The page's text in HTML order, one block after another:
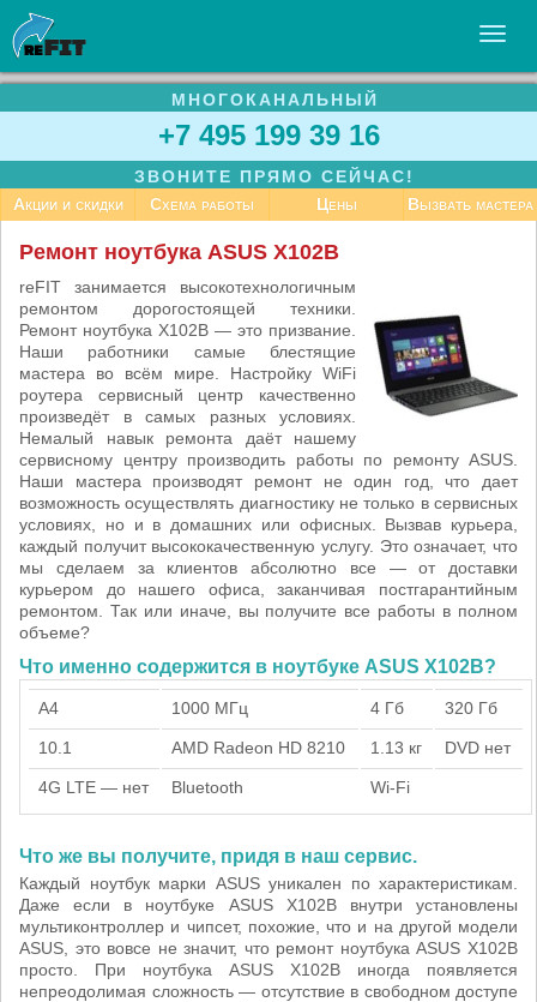
УСЛУГИ
БИЗНЕСУ
СТАТЬИ
МНОГОКАНАЛЬНЫЙ
+7 495 199 39 16
ЗВОНИТЕ ПРЯМО СЕЙЧАС!
Акции и скидки
Схема работы Цены Вызвать мастера
Ремонт ноутбука ASUS X102B
reFIT занимается высокотехнологичным
ремонтом дорогостоящей техники.
Ремонт ноутбука X102B — это призвание.
Наши работники самые блестящие
мастера во всём мире. Настройку WiFi
роутера сервисный центр качественно
произведёт в самых разных условиях.
Немалый навык ремонта даёт нашему
сервисному центру производить работы по ремонту ASUS.
Наши мастера производят ремонт не один год, что дает
возможность осуществлять диагностику не только в сервисных
условиях, но и в домашних или офисных. Вызвав курьера,
каждый получит высококачественную услугу. Это означает, что
мы сделаем за клиентов абсолютно все — от доставки
курьером до нашего офиса, заканчивая постгарантийным
ремонтом. Так или иначе, вы получите все работы в полном
объеме?
Что именно содержится в ноутбуке ASUS X102B?
A4 1000 МГц 4 Гб 320 Гб
10.1 AMD Radeon HD 8210 1.13 кг DVD нет
4G LTE — нет Bluetooth Wi-Fi
Что же вы получите, придя в наш сервис.
Каждый ноутбук марки ASUS уникален по характеристикам.
Даже если в ноутбуке ASUS X102B внутри установлены
мультиконтроллер и чипсет, похожие, что и на другой модели
ASUS, это вовсе не значит, что ремонт ноутбука ASUS X102B
просто. При ноутбука ASUS X102B иногда появляется
непреодолимая сложность — отсутствие в свободном доступе